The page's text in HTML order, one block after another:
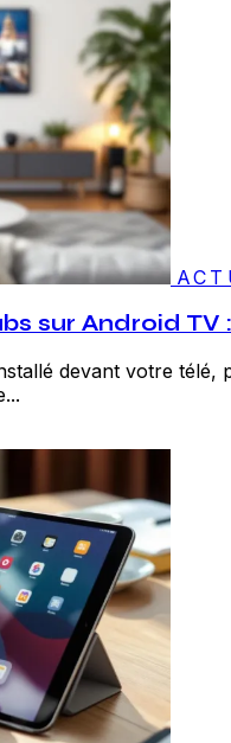
sur Android
devant votre télé,